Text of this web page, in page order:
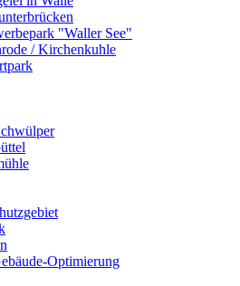
"Waller See"
/ Kirchenkuhle
Optimierung